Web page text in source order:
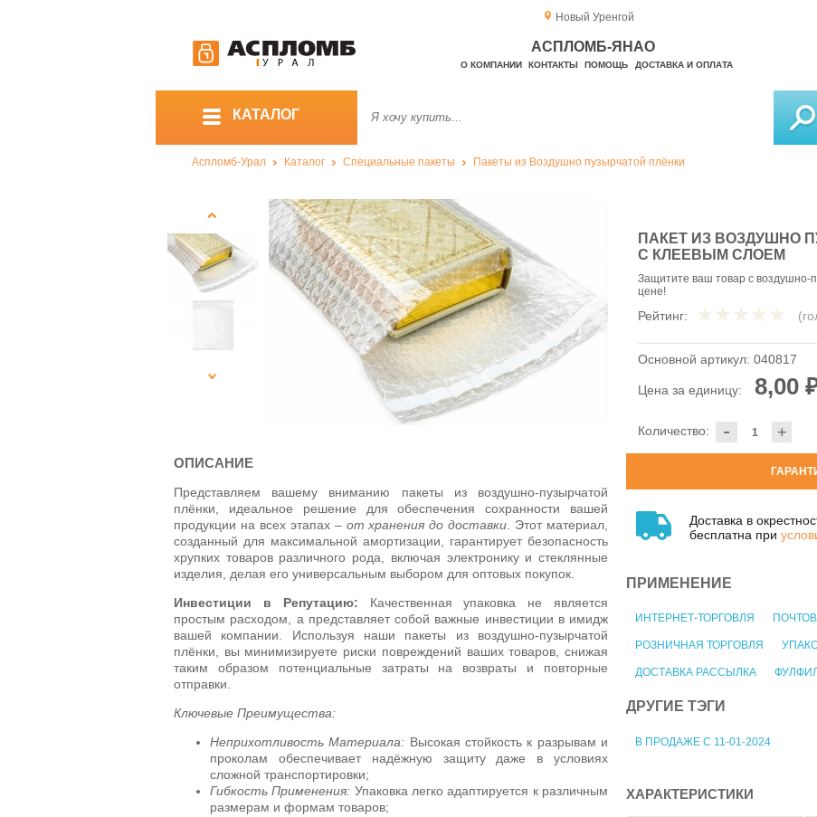
Новый Уренгой
АСПЛОМБ-ЯНАО
О КОМПАНИИ КОНТАКТЫ ПОМОЩЬ ДОСТАВКА И ОПЛАТА
КАТАЛОГ
Аспломб-Урал Каталог Специальные пакеты Пакеты из Воздушно пузырчатой плёнки
ПАКЕТ ИЗ ВОЗДУШНО
С КЛЕЕВЫМ СЛОЕМ
Защитите ваш товар с воздушно-
цене!
Рейтинг:
Основной артикул: 040817
Цена за единицу: 8,00
- +
Количество:
Доставка в
бесплатна при
ПРИМЕНЕНИЕ
ИНТЕРНЕТ-ТОРГОВЛЯ
РОЗНИЧНАЯ ТОРГОВЛЯ
ДОСТАВКА РАССЫЛКА
ДРУГИЕ ТЭГИ
В ПРОДАЖЕ С 11-01-2024
ОПИСАНИЕ
Представляем вашему вниманию пакеты из воздушно-пузырчатой
плёнки, идеальное решение для обеспечения сохранности вашей
продукции на всех этапах – от хранения до доставки . Этот материал,
созданный для максимальной амортизации, гарантирует безопасность
хрупких товаров различного рода, включая электронику и стеклянные
изделия, делая его универсальным выбором для оптовых покупок.
Инвестиции в Репутацию: Качественная упаковка не является
простым расходом, а представляет собой важные инвестиции в имидж
вашей компании. Используя наши пакеты из воздушно-пузырчатой
плёнки, вы минимизируете риски повреждений ваших товаров, снижая
таким образом потенциальные затраты на возвраты и повторные
отправки.
Ключевые Преимущества:
Неприхотливость Материала: Высокая стойкость к разрывам и
проколам обеспечивает надёжную защиту даже в условиях
сложной транспортировки;
Гибкость Применения: Упаковка легко адаптируется к различным
размерам и формам товаров;
ХАРАКТЕРИСТИКИ